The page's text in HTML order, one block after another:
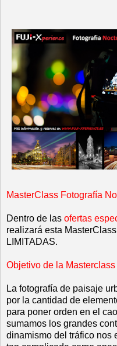
MasterClass Fotografía
Dentro de las ofertas
realizará esta
LIMITADAS.
Objetivo de la Masterclass
La fotografía de paisaje
por la cantidad de
para poner orden en el
sumamos los grandes
dinamismo del tráfico nos